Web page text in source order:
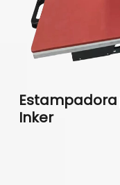
Estampadora
Inker